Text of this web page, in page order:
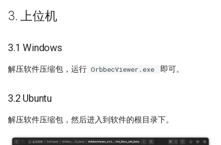
🔒 点云空间变换
3. 上位机
3.1 Windows
解压软件压缩包，运行 OrbbecViewer.exe 即可。
3.2 Ubuntu
解压软件压缩包，然后进入到软件的根目录下。